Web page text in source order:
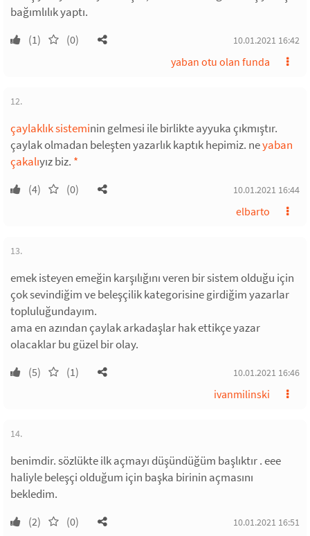
bağımlılık yaptı.
(1) (0) 10.01.2021 16:42
yaban otu olan funda
12.
çaylaklık sisteminin gelmesi ile birlikte ayyuka çıkmıştır.
çaylak olmadan beleşten yazarlık kaptık hepimiz. neyaban
çakalıyız biz. *
(4) (0) 10.01.2021 16:44
elbarto
13.
emek isteyen emeğin karşılığını veren bir sistem olduğu için
çok sevindiğim ve beleşçilik kategorisine girdiğim yazarlar
topluluğundayım.
ama en azından çaylak arkadaşlar hak ettikçe yazar
olacaklar bu güzel bir olay.
(5) (1) 10.01.2021 16:46
ivanmilinski
14.
benimdir. sözlükte ilk açmayı düşündüğüm başlıktır . eee
haliyle beleşçi olduğum için başka birinin açmasını
bekledim.
(2) (0) 10.01.2021 16:51